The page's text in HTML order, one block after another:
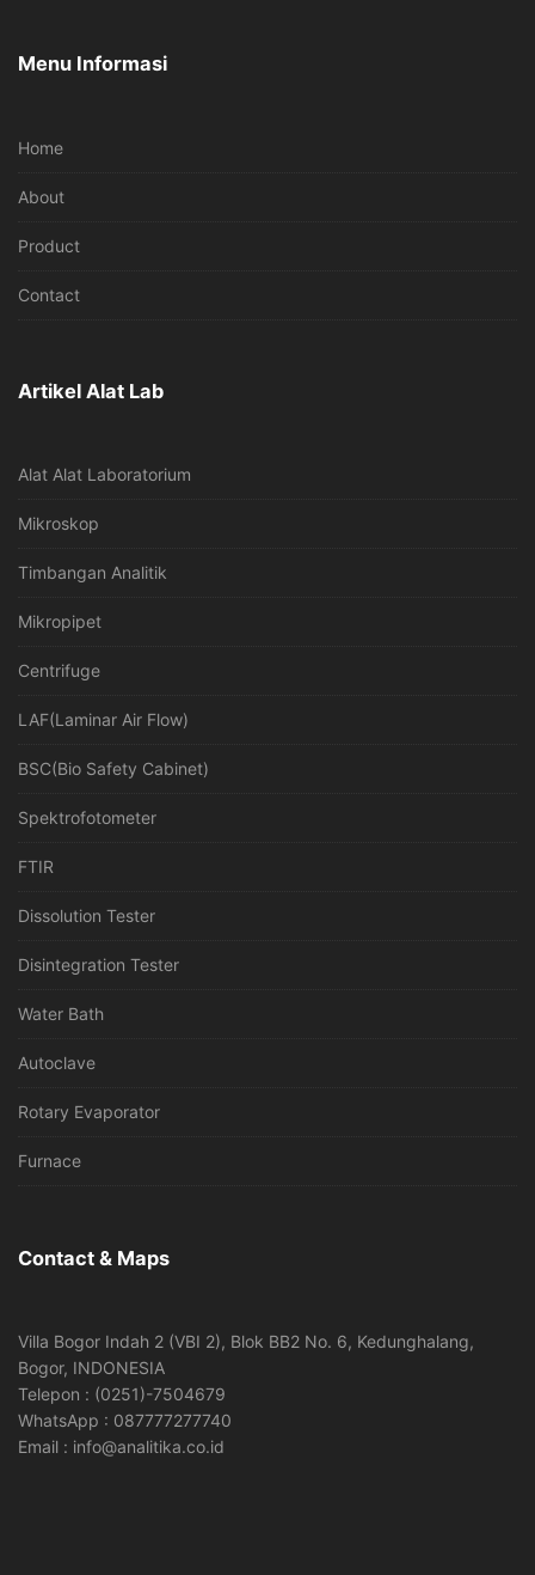
Menu Informasi
Home
About
Product
Contact
Artikel Alat Lab
Alat Alat Laboratorium
Mikroskop
Timbangan Analitik
Mikropipet
Centrifuge
LAF(Laminar Air Flow)
BSC(Bio Safety Cabinet)
Spektrofotometer
FTIR
Dissolution Tester
Disintegration Tester
Water Bath
Autoclave
Rotary Evaporator
Furnace
Contact & Maps
Villa Bogor Indah 2 (VBI 2), Blok BB2 No. 6, Kedunghalang,
Bogor, INDONESIA
Telepon : (0251)-7504679
WhatsApp : 087777277740
Email : info@analitika.co.id